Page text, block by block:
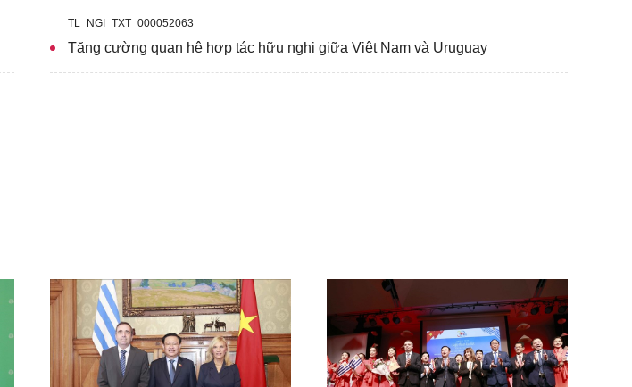
TL_NGI_TXT_000052063
Tăng cường quan hệ hợp tác hữu nghị giữa Việt Nam và Uruguay